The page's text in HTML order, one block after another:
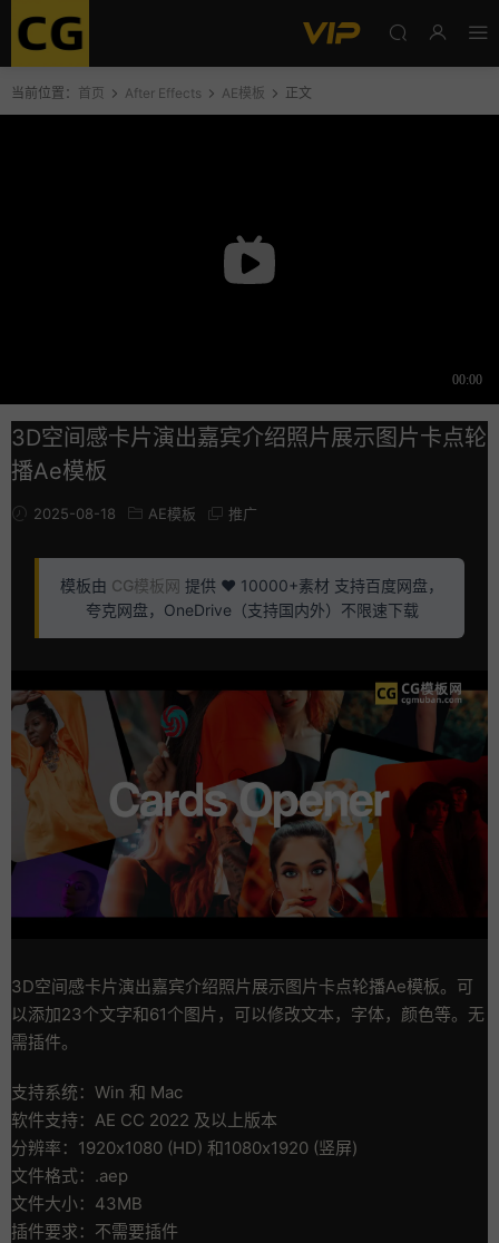
当前位置： 首页 After Effects AE模板 正文
3D空间感卡片演出嘉宾介绍照片展示图片卡点轮
播Ae模板
2025-08-18 AE模板 推广
模板由 CG模板网 提供 ❤️ 10000+素材 支持百度网盘，
夸克网盘，OneDrive（支持国内外）不限速下载
3D空间感卡片演出嘉宾介绍照片展示图片卡点轮播Ae模板。可
以添加23个文字和61个图片，可以修改文本，字体，颜色等。无
需插件。
支持系统：Win 和 Mac
软件支持：AE CC 2022 及以上版本
分辨率：1920x1080 (HD) 和1080x1920 (竖屏)
文件格式：.aep
文件大小：43MB
插件要求：不需要插件